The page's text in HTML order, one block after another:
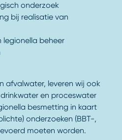
onderzoek
bij realisatie van
legionella beheer
afvalwater, leveren wij ook
en proceswater
besmetting in kaart
onderzoeken (BBT-,
moeten worden.